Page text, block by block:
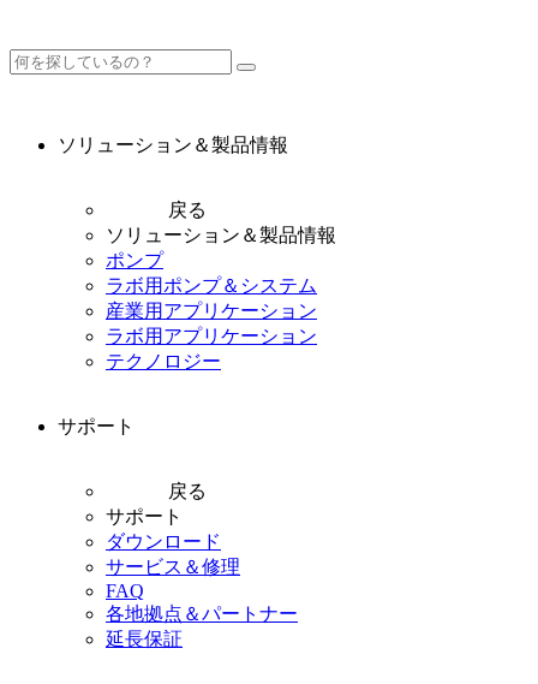
ソリューション＆製品情報
戻る
ソリューション＆製品情報
ポンプ
ラボ用ポンプ＆システム
産業用アプリケーション
ラボ用アプリケーション
テクノロジー
サポート
戻る
サポート
ダウンロード
サービス＆修理
FAQ
各地拠点＆パートナー
延長保証